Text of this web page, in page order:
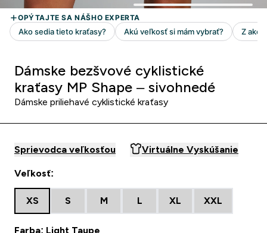
Dámske bezšvové cyklistické
kraťasy MP Shape – sivohnedé
Dámske priliehavé cyklistické kraťasy
Sprievodca veľkosťou Virtuálne Vyskúšanie
Veľkosť:
XS S M L XL XXL
Farba: Light Taupe